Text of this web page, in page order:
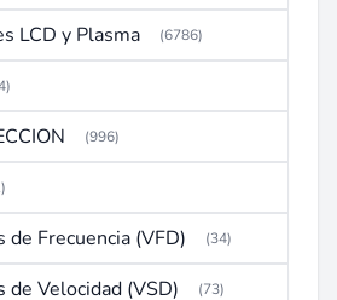
LCD y Plasma (6786)
(996)
de Frecuencia (VFD) (34)
de Velocidad (VSD) (73)